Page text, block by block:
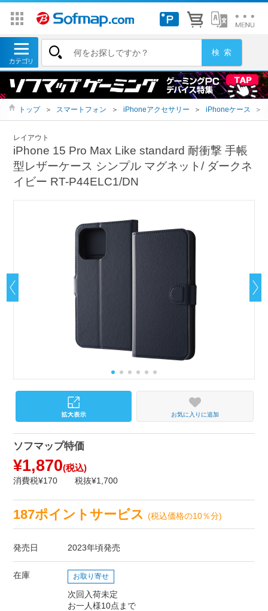
トップ ＞ スマートフォン ＞ iPhoneアクセサリー ＞ iPhoneケース ＞
レイアウト
iPhone 15 Pro Max Like standard 耐衝撃 手帳
型レザーケース シンプル マグネット/ ダークネ
イビー RT-P44ELC1/DN
お気に入りに追加
ソフマップ特価
¥1,870(税込)
消費税¥170 税抜¥1,700
187ポイントサービス(税込価格の10％分)
発売日 2023年頃発売
在庫 お取り寄せ
次回入荷未定
お一人様10点まで